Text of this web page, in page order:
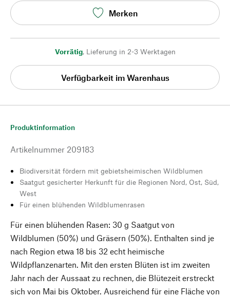
Merken
Vorrätig, Lieferung in 2-3 Werktagen
Verfügbarkeit im Warenhaus
Produktinformation
Artikelnummer 209183
Biodiversität fördern mit gebietsheimischen Wildblumen
Saatgut gesicherter Herkunft für die Regionen Nord, Ost, Süd,
West
Für einen blühenden Wildblumenrasen
Für einen blühenden Rasen: 30 g Saatgut von
Wildblumen (50%) und Gräsern (50%). Enthalten sind je
nach Region etwa 18 bis 32 echt heimische
Wildpflanzenarten. Mit den ersten Blüten ist im zweiten
Jahr nach der Aussaat zu rechnen, die Blütezeit erstreckt
sich von Mai bis Oktober. Ausreichend für eine Fläche von